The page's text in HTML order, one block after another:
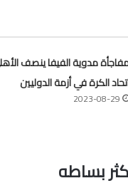
مدوية الفيفا ينصف
الكرة في أزمة الدوليين
2023-08-29
بساطه